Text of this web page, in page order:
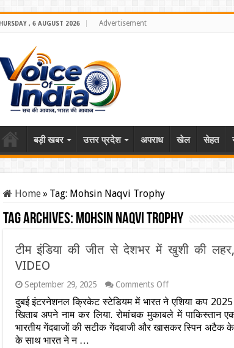
, 6 AUGUST 2026 Advertisement
बड़ी खबर उत्तर प्रदेश अपराध खेल सेहत
Home» Tag: Mohsin Naqvi Trophy
Tag Archives: Mohsin Naqvi Trophy
टीम इंडिया की जीत से देशभर में खुशी की
VIDEO
September 29, 2025 Comments Offon
इंडिया
की
जीत
दुबई इंटरनेशनल क्रिकेट स्टेडियम में भारत ने एशिया कप
खिताब अपने नाम कर लिया. रोमांचक मुकाबले में
भारतीय गेंदबाजों की सटीक गेंदबाजी और खासकर स्पिन अटैक
के साथ भारत ने न …